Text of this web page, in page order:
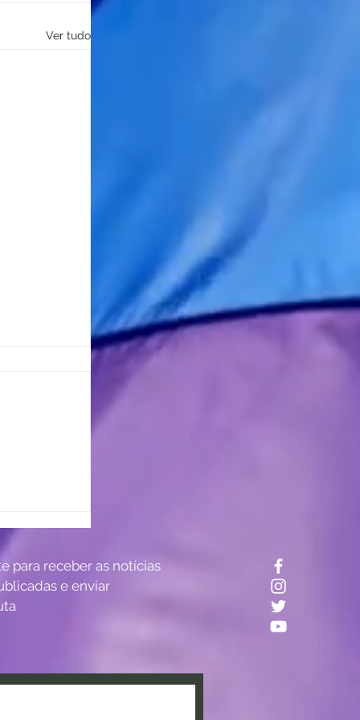
Ver tudo
do
para receber as notícias
e enviar